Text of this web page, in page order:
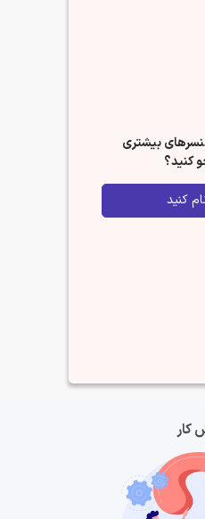
بیشتری
کنید؟
کنید
کار